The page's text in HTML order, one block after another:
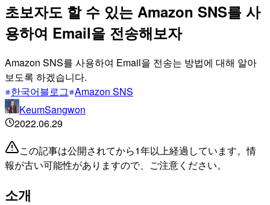
초보자도 할 수 있는 Amazon SNS를 사
용하여 Email을 전송해보자
Amazon SNS를 사용하여 Email을 전송는 방법에 대해 알아
보도록 하겠습니다.
한국어블로그 Amazon SNS
KeumSangwon
2022.06.29
この記事は公開されてから1年以上経過しています。情
報が古い可能性がありますので、ご注意ください。
소개